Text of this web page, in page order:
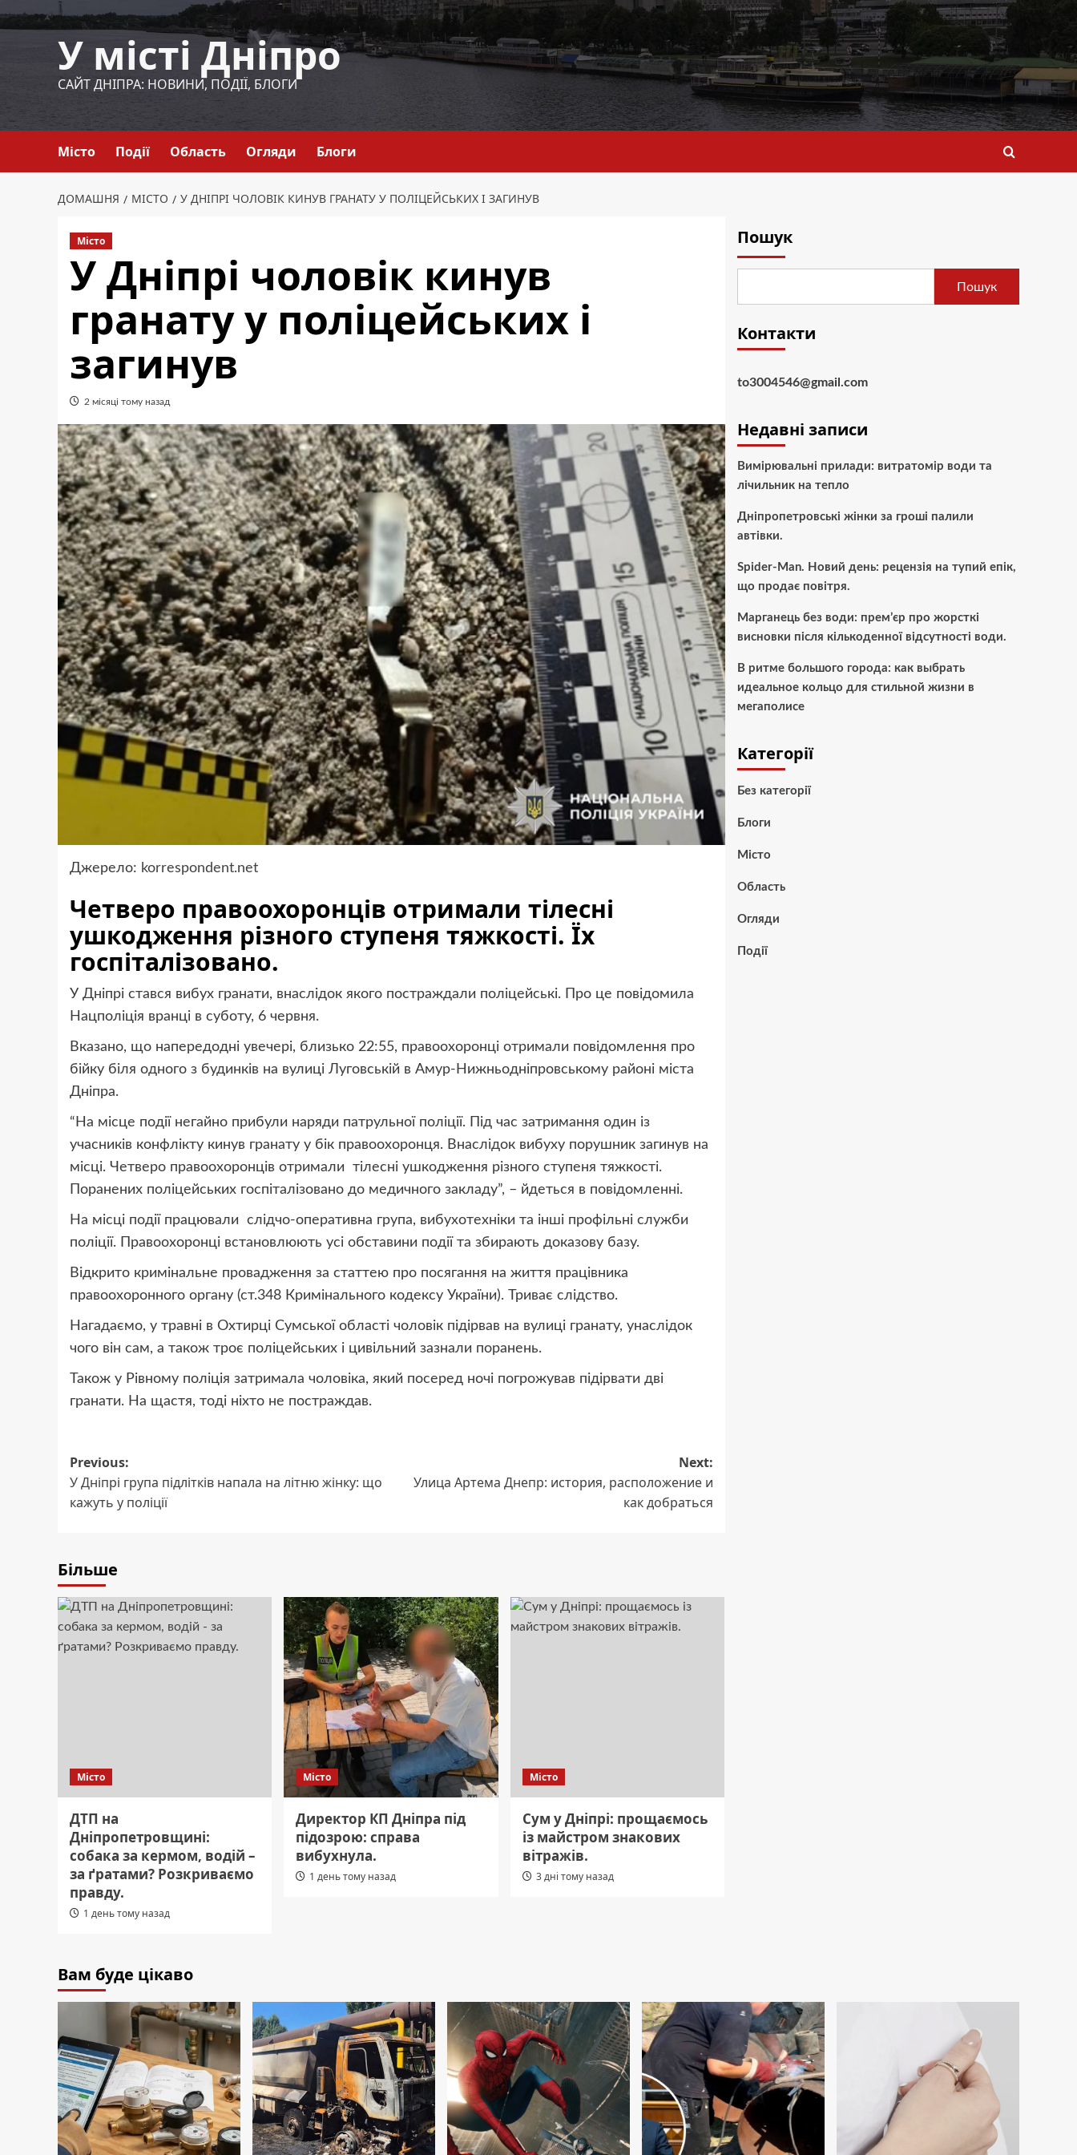
до
У місті Дніпро
САЙТ ДНІПРА: НОВИНИ, ПОДІЇ, БЛОГИ
Місто Події Область Огляди Блоги
ДОМАШНЯ МІСТО У ДНІПРІ ЧОЛОВІК КИНУВ ГРАНАТУ У ПОЛІЦЕЙСЬКИХ І ЗАГИНУВ
Місто
У Дніпрі чоловік кинув
гранату у поліцейських і
загинув
2 місяці тому назад
Джерело: korrespondent.net
Четверо правоохоронців отримали тілесні
ушкодження різного ступеня тяжкості. Їх
госпіталізовано.
У Дніпрі стався вибух гранати, внаслідок якого постраждали поліцейські. Про це повідомила
Нацполіція вранці в суботу, 6 червня.
Вказано, що напередодні увечері, близько 22:55, правоохоронці отримали повідомлення про
бійку біля одного з будинків на вулиці Луговській в Амур-Нижньодніпровському районі міста
Дніпра.
“На місце події негайно прибули наряди патрульної поліції. Під час затримання один із
учасників конфлікту кинув гранату у бік правоохоронця. Внаслідок вибуху порушник загинув на
місці. Четверо правоохоронців отримали тілесні ушкодження різного ступеня тяжкості.
Поранених поліцейських госпіталізовано до медичного закладу”, – йдеться в повідомленні.
На місці події працювали слідчо-оперативна група, вибухотехніки та інші профільні служби
поліції. Правоохоронці встановлюють усі обставини події та збирають доказову базу.
Відкрито кримінальне провадження за статтею про посягання на життя працівника
правоохоронного органу (ст.348 Кримінального кодексу України). Триває слідство.
Нагадаємо, у травні в Охтирці Сумської області чоловік підірвав на вулиці гранату, унаслідок
чого він сам, а також троє поліцейських і цивільний зазнали поранень.
Також у Рівному поліція затримала чоловіка, який посеред ночі погрожував підірвати дві
гранати. На щастя, тоді ніхто не постраждав.
Post
navigation
Previous:
У Дніпрі група підлітків напала на літню жінку: що
кажуть у поліції
Next:
Улица Артема Днепр: история, расположение и
как добраться
Більше
Місто
ДТП на
Дніпропетровщині:
собака за кермом, водій –
за ґратами? Розкриваємо
правду.
1 день тому назад
Місто
Директор КП Дніпра під
підозрою: справа
вибухнула.
1 день тому назад
Місто
Сум у Дніпрі: прощаємось
із майстром знакових
вітражів.
3 дні тому назад
Пошук
Пошук
Контакти
to3004546@gmail.com
Недавні записи
Вимірювальні прилади: витратомір води та
лічильник на тепло
Дніпропетровські жінки за гроші палили
автівки.
Spider-Man. Новий день: рецензія на тупий епік,
що продає повітря.
Марганець без води: прем’єр про жорсткі
висновки після кількоденної відсутності води.
В ритме большого города: как выбрать
идеальное кольцо для стильной жизни в
мегаполисе
Категорії
Без категорії
Блоги
Місто
Область
Огляди
Події
Вам буде цікаво